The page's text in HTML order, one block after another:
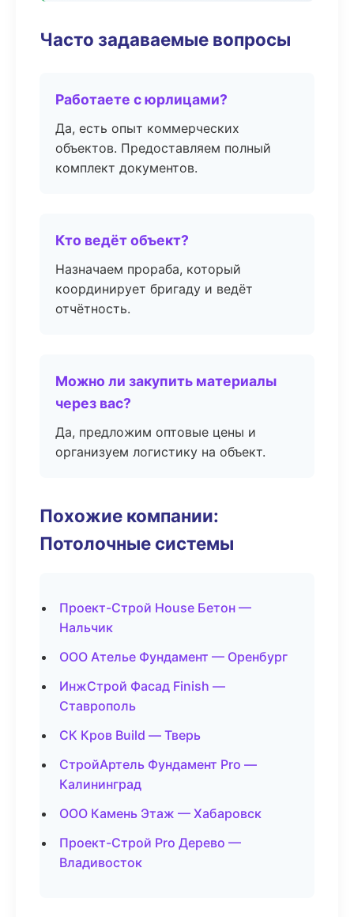
Часто задаваемые вопросы
Работаете с юрлицами?
Да, есть опыт коммерческих
объектов. Предоставляем полный
комплект документов.
Кто ведёт объект?
Назначаем прораба, который
координирует бригаду и ведёт
отчётность.
Можно ли закупить материалы
через вас?
Да, предложим оптовые цены и
организуем логистику на объект.
Похожие компании:
Потолочные системы
Проект-Строй House Бетон —
Нальчик
ООО Ателье Фундамент — Оренбург
ИнжСтрой Фасад Finish —
Ставрополь
СК Кров Build — Тверь
СтройАртель Фундамент Pro —
Калининград
ООО Камень Этаж — Хабаровск
Проект-Строй Pro Дерево —
Владивосток